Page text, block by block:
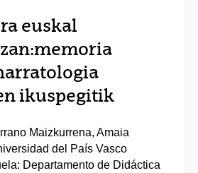
euskal
ikuspegitik
Maizkurrena, Amaia
del País Vasco
Departamento de Didáctica